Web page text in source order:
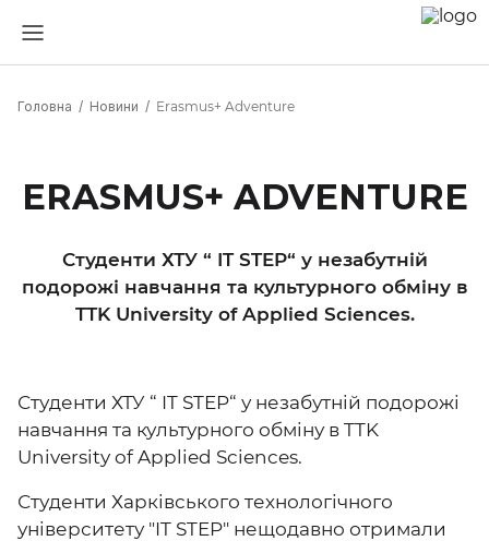
Головна Новини Erasmus+ Adventure
ERASMUS+ ADVENTURE
Студенти ХТУ “ IT STEP“ у незабутній
подорожі навчання та культурного обміну в
TTK University of Applied Sciences.
Студенти ХТУ “ IT STEP“ у незабутній подорожі
навчання та культурного обміну в TTK
University of Applied Sciences.
Студенти Харківського технологічного
університету "IT STEP" нещодавно отримали